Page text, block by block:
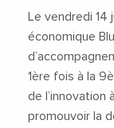
Le vendredi 14
économique
1ère fois à la
de l’innovation
promouvoir la